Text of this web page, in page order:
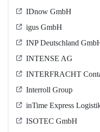
IDnow GmbH
igus GmbH
INP Deutschland
INTENSE AG
INTERFRACHT
Interroll Group
inTime Express
ISOTEC GmbH